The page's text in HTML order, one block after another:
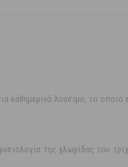
λούσιμο, το οποίο
της χλωρίδας του